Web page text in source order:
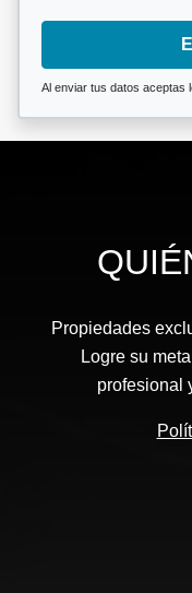
Al enviar tus datos aceptas
Propiedades
Logre su
profesional